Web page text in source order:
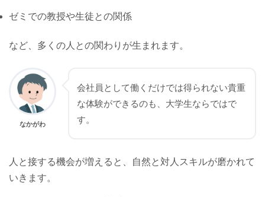
ゼミでの教授や生徒との関係
など、多くの人との関わりが生まれます。
なかがわ
会社員として働くだけでは得られない貴重
な体験ができるのも、大学生ならではで
す。
人と接する機会が増えると、自然と対人スキルが磨かれて
いきます。